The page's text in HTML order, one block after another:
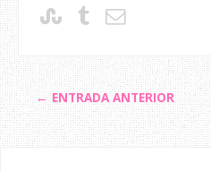
← ENTRADA ANTERIOR